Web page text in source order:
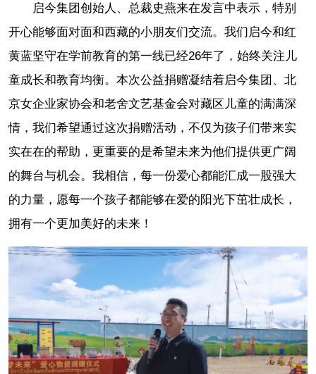
启今集团创始人、总裁史燕来在发言中表示，特别
开心能够面对面和西藏的小朋友们交流。我们启今和红
黄蓝坚守在学前教育的第一线已经26年了，始终关注儿
童成长和教育均衡。本次公益捐赠凝结着启今集团、北
京女企业家协会和老舍文艺基金会对藏区儿童的满满深
情，我们希望通过这次捐赠活动，不仅为孩子们带来实
实在在的帮助，更重要的是希望未来为他们提供更广阔
的舞台与机会。我相信，每一份爱心都能汇成一股强大
的力量，愿每一个孩子都能够在爱的阳光下茁壮成长，
拥有一个更加美好的未来！